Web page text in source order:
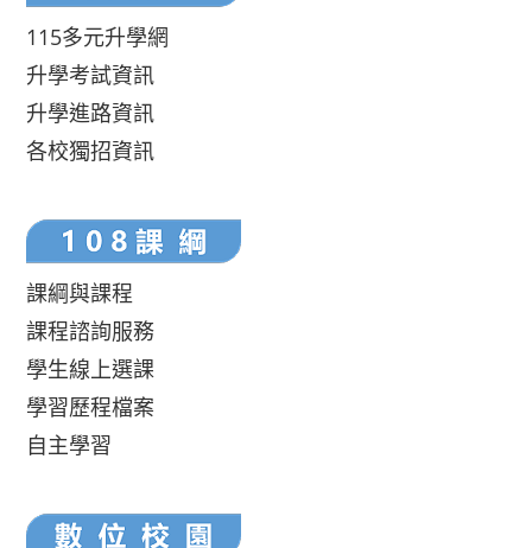
115多元升學網
升學考試資訊
升學進路資訊
各校獨招資訊
課綱與課程
課程諮詢服務
學生線上選課
學習歷程檔案
自主學習